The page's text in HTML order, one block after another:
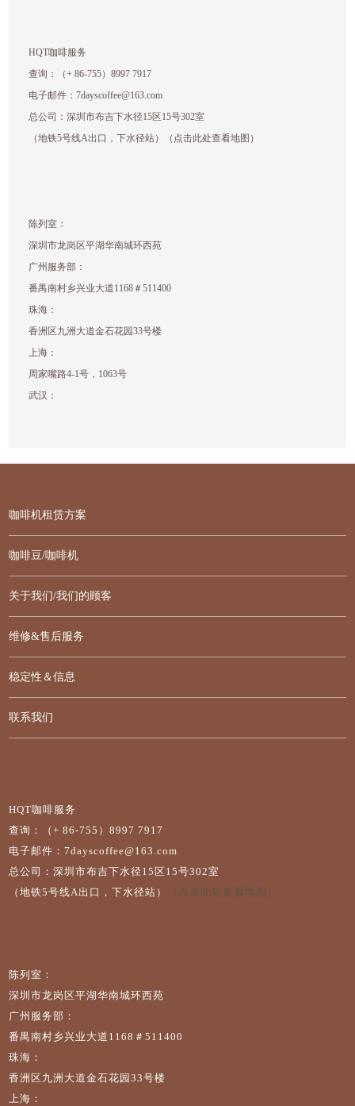
HQT咖啡服务
查询：（+ 86-755）8997 7917
电子邮件：7dayscoffee@163.com
总公司：深圳市布吉下水径15区15号302室
（地铁5号线A出口，下水径站）
（点击此处查看地图）
陈列室：
深圳市龙岗区平湖华南城环西苑
广州服务部：
番禺南村乡兴业大道1168＃511400
珠海：
香洲区九洲大道金石花园33号楼
上海：
周家嘴路4-1号，1063号
武汉：
咖啡机租赁方案
咖啡豆/咖啡机
关于我们/我们的顾客
维修&售后服务
稳定性＆信息
联系我们
HQT咖啡服务
查询：（+ 86-755）8997 7917
电子邮件：7dayscoffee@163.com
总公司：深圳市布吉下水径15区15号302室
（地铁5号线A出口，下水径站）
（点击此处查看地图）
陈列室：
深圳市龙岗区平湖华南城环西苑
广州服务部：
番禺南村乡兴业大道1168＃511400
珠海：
香洲区九洲大道金石花园33号楼
上海：